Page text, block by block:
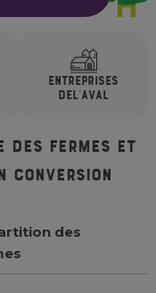
ENTREPRISES
DEL'AVAL
des fermes et
conversion
des